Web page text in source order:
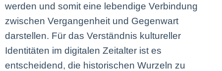
werden und somit eine lebendige Verbindung
zwischen Vergangenheit und Gegenwart
darstellen. Für das Verständnis kultureller
Identitäten im digitalen Zeitalter ist es
entscheidend, die historischen Wurzeln zu